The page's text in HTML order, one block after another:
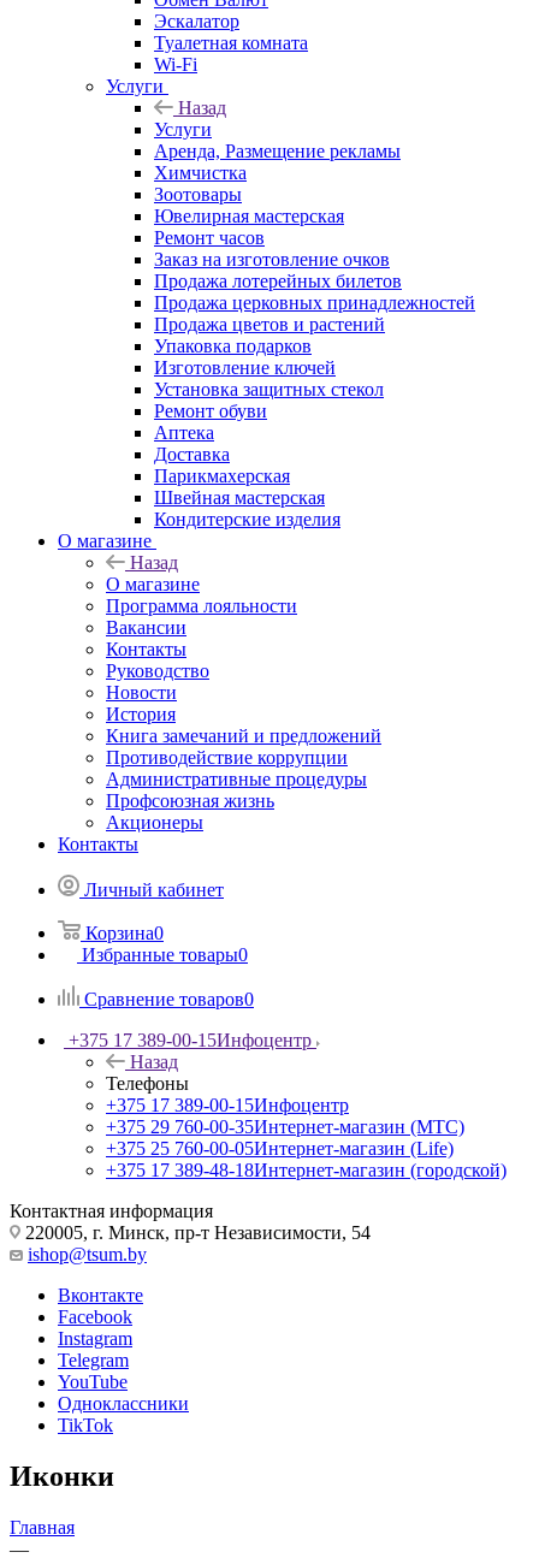
Эскалатор
Туалетная комната
Wi-Fi
Услуги
Назад
Услуги
Аренда, Размещение рекламы
Химчистка
Зоотовары
Ювелирная мастерская
Ремонт часов
Заказ на изготовление очков
Продажа лотерейных билетов
Продажа церковных принадлежностей
Продажа цветов и растений
Упаковка подарков
Изготовление ключей
Установка защитных стекол
Ремонт обуви
Аптека
Доставка
Парикмахерская
Швейная мастерская
Кондитерские изделия
О магазине
Назад
О магазине
Программа лояльности
Вакансии
Контакты
Руководство
Новости
История
Книга замечаний и предложений
Противодействие коррупции
Административные процедуры
Профсоюзная жизнь
Акционеры
Контакты
Личный кабинет
Корзина0
Избранные товары0
Сравнение товаров0
+375 17 389-00-15Инфоцентр
Назад
Телефоны
+375 17 389-00-15Инфоцентр
+375 29 760-00-35Интернет-магазин (МТС)
+375 25 760-00-05Интернет-магазин (Life)
+375 17 389-48-18Интернет-магазин (городской)
Контактная информация
220005, г. Минск, пр-т Независимости, 54
ishop@tsum.by
Вконтакте
Facebook
Instagram
Telegram
YouTube
Одноклассники
TikTok
Иконки
Главная
—